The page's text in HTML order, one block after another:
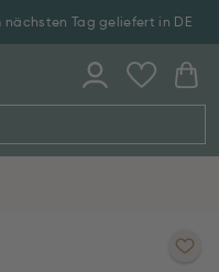
nächsten Tag geliefert in DE